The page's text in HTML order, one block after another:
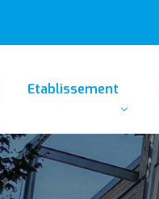
Etablissement